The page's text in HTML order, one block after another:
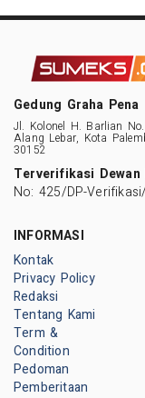
Gedung Graha Pena
Jl. Kolonel H. Barlian
Alang Lebar, Kota
30152
Terverifikasi Dewan
No: 425/DP-
INFORMASI
Kontak
Privacy Policy
Redaksi
Tentang Kami
Term &
Condition
Pedoman
Pemberitaan